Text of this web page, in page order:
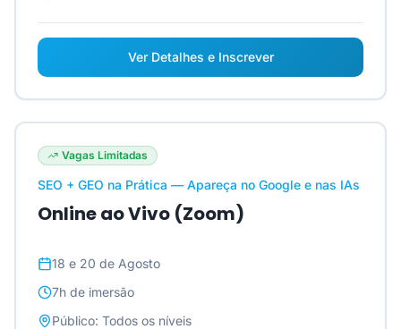
Ver Detalhes e Inscrever
Vagas Limitadas
SEO + GEO na Prática — Apareça no Google e nas IAs
Online ao Vivo (Zoom)
18 e 20 de Agosto
7h de imersão
Público: Todos os níveis